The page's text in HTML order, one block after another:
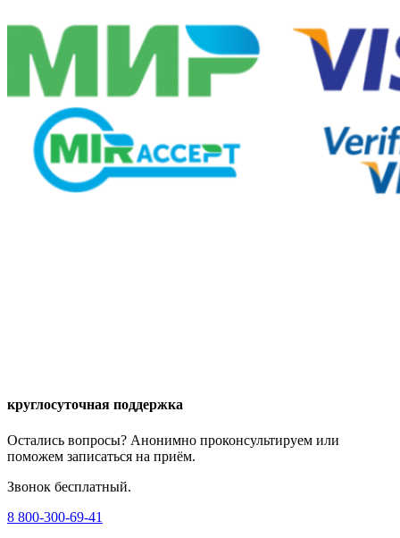
круглосуточная поддержка
Остались вопросы? Анонимно проконсультируем или
поможем записаться на приём.
Звонок бесплатный.
8 800-300-69-41